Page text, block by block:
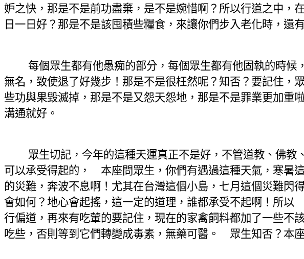
妒之快，那是不是前功盡棄，是不是婉惜啊？所以行道之中，
日一日好？那是不是該囤積些糧食，來讓你們步入老化時，還
每個眾生都有他愚痴的部分，每個眾生都有他固執的時候
無名，致使退了好幾步！那是不是很枉然呢？知否？要記住，
些功與果毀滅掉，那是不是又怨天怨地，那是不是罪業更加重
溝通就好。
眾生切記，今年的這種天運真正不是好，不管道教、佛
可以承受得起的， 本座問眾生，你們有遇過這種天氣，寒暑
的災難，奔波不息啊！尤其在台灣這個小島，七月這個災難
會如何？地心會起搖，這一定的道理，誰都承受不起啊！所
行偏道，再來有吃葷的要記住，現在的家禽飼料都加了一些不
吃些，否則等到它們轉變成毒素，無藥可醫。 眾生知否？本